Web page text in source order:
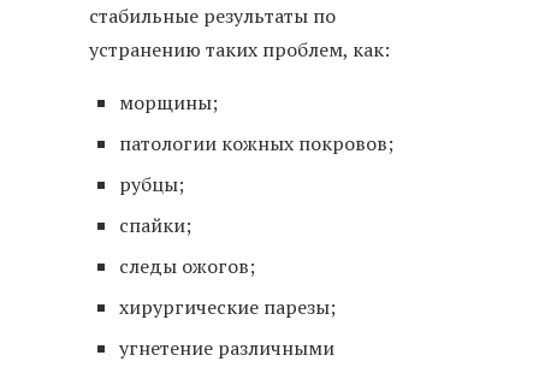
стабильные результаты по
устранению таких проблем, как:
морщины;
патологии кожных покровов;
рубцы;
спайки;
следы ожогов;
хирургические парезы;
угнетение различными